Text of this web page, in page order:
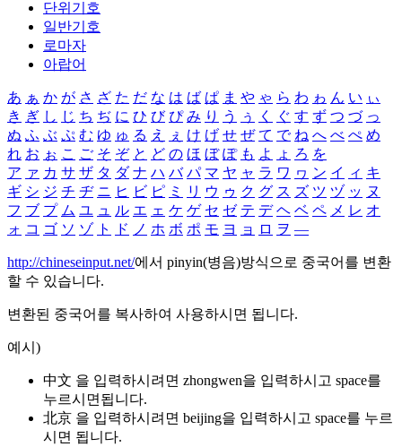
단위기호
일반기호
로마자
아랍어
あ ぁ か が さ ざ た だ な は ば ぱ ま や ゃ ら わ ゎ ん い ぃ
き ぎ し じ ち ぢ に ひ び ぴ み り う ぅ く ぐ す ず つ づ っ
ぬ ふ ぶ ぷ む ゆ ゅ る え ぇ け げ せ ぜ て で ね へ べ ぺ め
れ お ぉ こ ご そ ぞ と ど の ほ ぼ ぽ も よ ょ ろ を
ア ァ カ サ ザ タ ダ ナ ハ バ パ マ ヤ ャ ラ ワ ヮ ン イ ィ キ
ギ シ ジ チ ヂ ニ ヒ ビ ピ ミ リ ウ ゥ ク グ ス ズ ツ ヅ ッ ヌ
フ ブ プ ム ユ ュ ル エ ェ ケ ゲ セ ゼ テ デ ヘ ベ ペ メ レ オ
ォ コ ゴ ソ ゾ ト ド ノ ホ ボ ポ モ ヨ ョ ロ ヲ ―
http://chineseinput.net/에서 pinyin(병음)방식으로 중국어를 변환
할 수 있습니다.
변환된 중국어를 복사하여 사용하시면 됩니다.
예시)
中文 을 입력하시려면 zhongwen을 입력하시고 space를
누르시면됩니다.
北京 을 입력하시려면 beijing을 입력하시고 space를 누르
시면 됩니다.